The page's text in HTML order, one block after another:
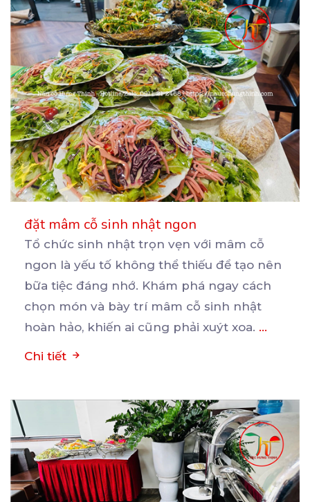
đặt mâm cỗ sinh nhật ngon
Tổ chức sinh nhật trọn vẹn với mâm cỗ
ngon là yếu tố không thể thiếu để tạo nên
bữa tiệc đáng nhớ. Khám phá ngay cách
chọn món và bày trí mâm cỗ sinh nhật
hoàn hảo, khiến ai cũng phải xuýt xoa. ...
Chi tiết